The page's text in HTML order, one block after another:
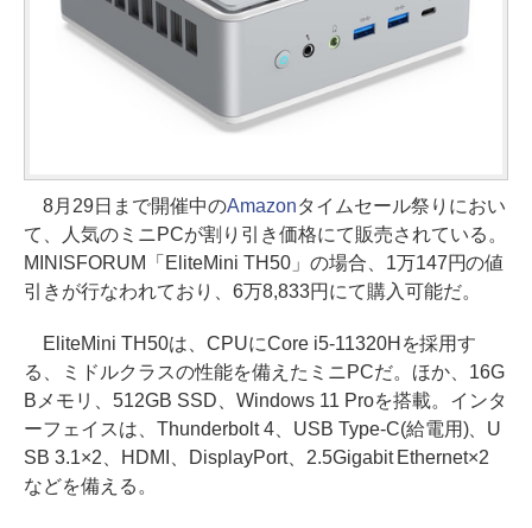
8月29日まで開催中のAmazonタイムセール祭りにおい
て、人気のミニPCが割り引き価格にて販売されている。
MINISFORUM「EliteMini TH50」の場合、1万147円の値
引きが行なわれており、6万8,833円にて購入可能だ。
EliteMini TH50は、CPUにCore i5-11320Hを採用す
る、ミドルクラスの性能を備えたミニPCだ。ほか、16G
Bメモリ、512GB SSD、Windows 11 Proを搭載。インタ
ーフェイスは、Thunderbolt 4、USB Type-C(給電用)、U
SB 3.1×2、HDMI、DisplayPort、2.5Gigabit Ethernet×2
などを備える。